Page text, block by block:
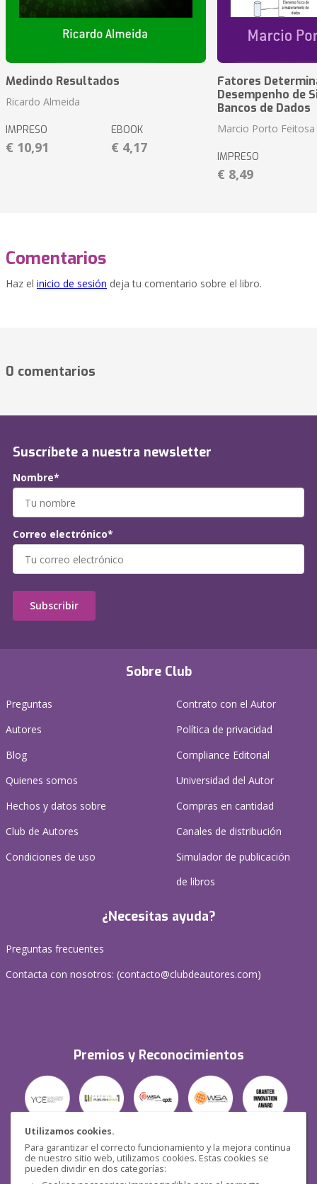
Utilizamos cookies.
Para garantizar el correcto funcionamiento y la mejora continua
de nuestro sitio web, utilizamos cookies. Estas cookies se
pueden dividir en dos categorías:
Medindo Resultados
Ricardo Almeida
IMPRESO
€ 10,91
EBOOK
€ 4,17
Fatores
Desempenho de
Bancos de Dados
Marcio Porto Feitosa
IMPRESO
€ 8,49
Comentarios
Haz el inicio de sesión deja tu comentario sobre el libro.
0 comentarios
Sobre Club
Preguntas
Autores
Blog
Quienes somos
Hechos y datos sobre
Club de Autores
Condiciones de uso
Contrato con el Autor
Política de privacidad
Compliance Editorial
Universidad del Autor
Compras en cantidad
Canales de distribución
Simulador de publicación
de libros
¿Necesitas ayuda?
Preguntas frecuentes
Contacta con nosotros: (contacto@clubdeautores.com)
Premios y Reconocimientos
Seguridad
Suscríbete a nuestra newsletter
Nombre*
Correo electrónico*
Subscribir